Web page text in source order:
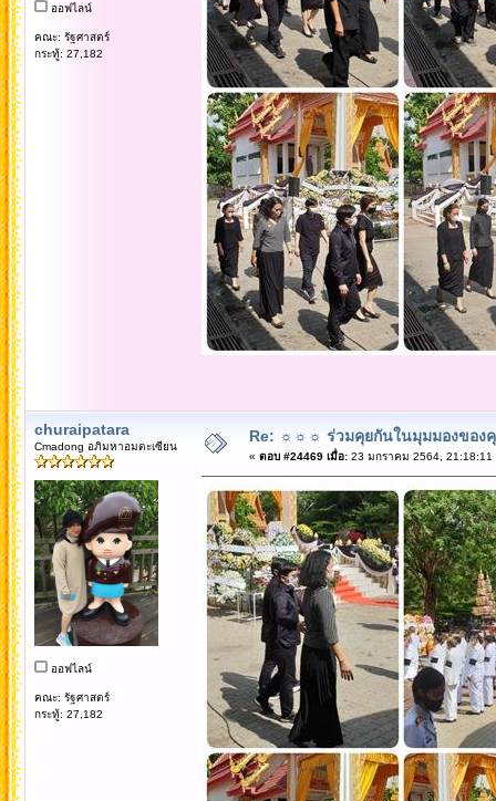
ออฟไลน์
คณะ: รัฐศาสตร์
กระทู้: 27,182
churaipatara
Cmadong อภิมหาอมตะเซียน
ออฟไลน์
คณะ: รัฐศาสตร์
กระทู้: 27,182
Re: ☼☼☼ ร่วมคุยกันในมุมมองของ
« ตอบ #24469 เมื่อ:23 มกราคม 2564, 21:18:11